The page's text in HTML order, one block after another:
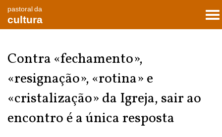
pastoral da
cultura
Contra «fechamento»,
«resignação», «rotina» e
«cristalização» da Igreja, sair ao
encontro é a única resposta